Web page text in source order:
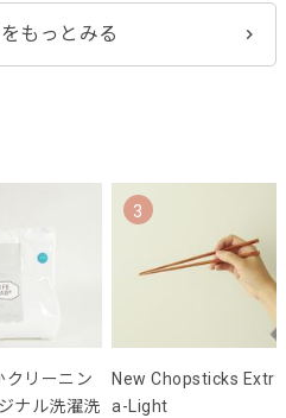
もっとみる
クリーニン
ナル洗濯洗
3
New Chopsticks Extr
a-Light